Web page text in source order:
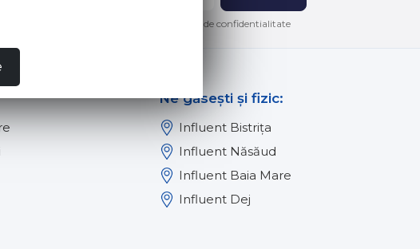
datelor in conformitate cu politica de confidentialitate
Ne găsești și fizic:
Influent Bistrița
Influent Năsăud
Influent Baia Mare
Influent Dej